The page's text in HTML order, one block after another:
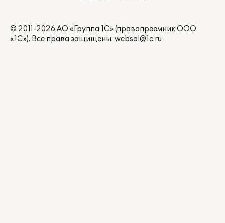
© 2011-2026 АО «Группа 1С» (правопреемник ООО
«1С»). Все права защищены. websol@1c.ru